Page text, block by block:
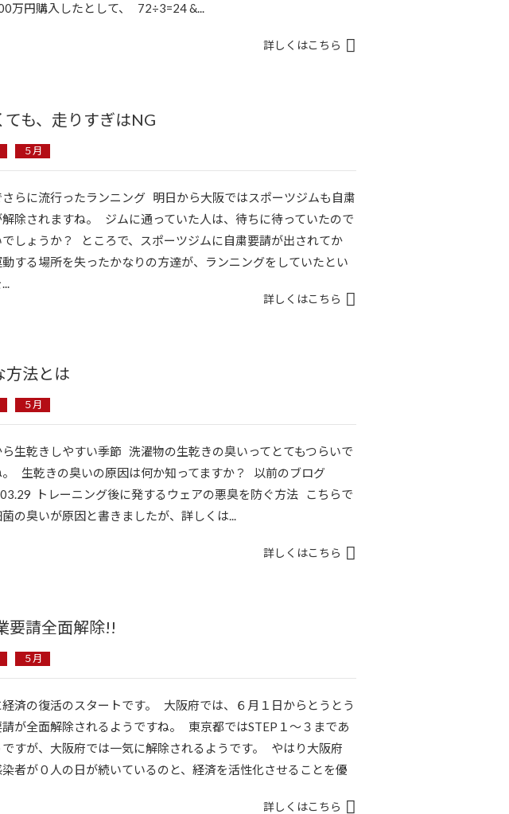
万円購入したとして、 72÷3=24 &...
詳しくはこちら
も、走りすぎはNG
５月
さらに流行ったランニング 明日から大阪ではスポーツジムも自粛
解除されますね。 ジムに通っていた人は、待ちに待っていたので
でしょうか？ ところで、スポーツジムに自粛要請が出されてか
動する場所を失ったかなりの方達が、ランニングをしていたとい
詳しくはこちら
方法とは
５月
ら生乾きしやすい季節 洗濯物の生乾きの臭いってとてもつらいで
。 生乾きの臭いの原因は何か知ってますか？ 以前のブログ
トレーニング後に発するウェアの悪臭を防ぐ方法 こちらで
菌の臭いが原因と書きましたが、詳しくは...
詳しくはこちら
要請全面解除!!
５月
経済の復活のスタートです。 大阪府では、６月１日からとうとう
が全面解除されるようですね。 東京都ではSTEP１〜３まであ
ですが、大阪府では一気に解除されるようです。 やはり大阪府
染者が０人の日が続いているのと、経済を活性化させることを優
詳しくはこちら